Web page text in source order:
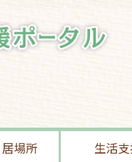
場所 生活